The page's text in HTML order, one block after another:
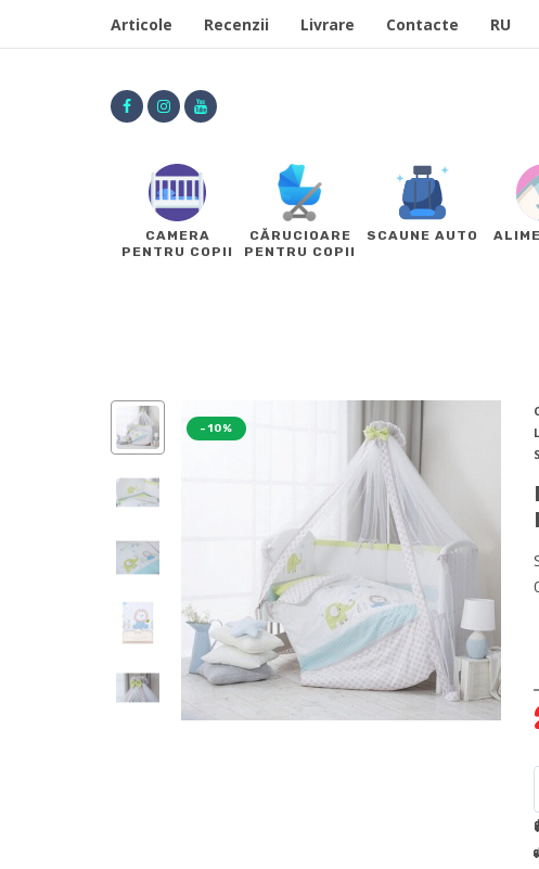
Articole Recenzii Livrare Contacte RU
CAMERA
PENTRU COPII
CĂRUCIOARE
PENTRU COPII
SCAUNE AUTO
-10%